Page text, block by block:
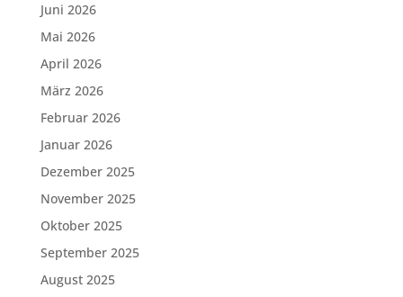
Juni 2026
Mai 2026
April 2026
März 2026
Februar 2026
Januar 2026
Dezember 2025
November 2025
Oktober 2025
September 2025
August 2025